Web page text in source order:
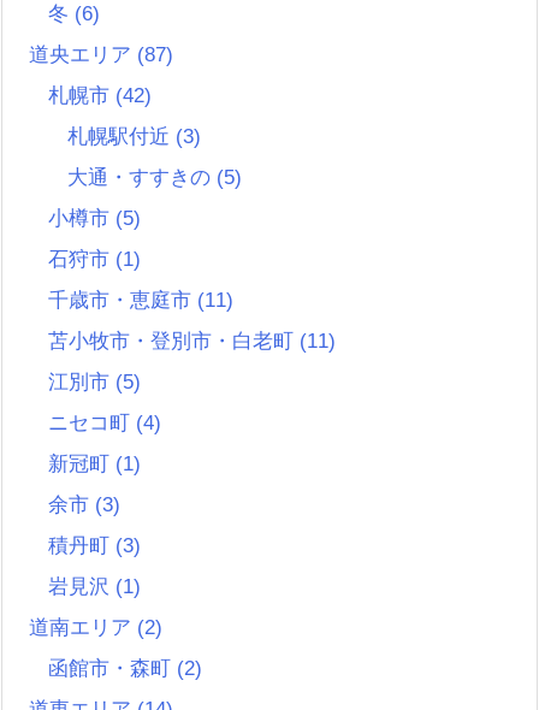
冬 (6)
道央エリア (87)
札幌市 (42)
札幌駅付近 (3)
大通・すすきの (5)
小樽市 (5)
石狩市 (1)
千歳市・恵庭市 (11)
苫小牧市・登別市・白老町 (11)
江別市 (5)
ニセコ町 (4)
新冠町 (1)
余市 (3)
積丹町 (3)
岩見沢 (1)
道南エリア (2)
函館市・森町 (2)